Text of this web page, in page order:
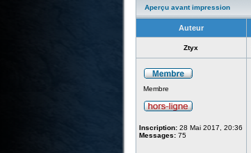
Aperçu avant impression
Auteur
Ztyx
Membre
Inscription:28 Mai 2017, 20:36
Messages:75